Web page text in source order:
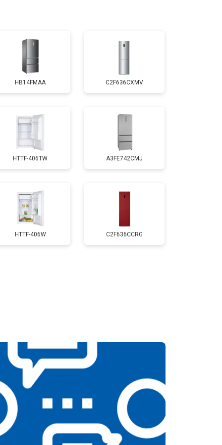
1810 ₽ Заказать
1700 ₽ Заказать
2550 ₽
1700 ₽ Заказать
4750 ₽ Заказать
3650 ₽
HB14FMAA C2F636CXMV
HTTF-406TW A3FE742CMJ
HTTF-406W C2F636CCRG